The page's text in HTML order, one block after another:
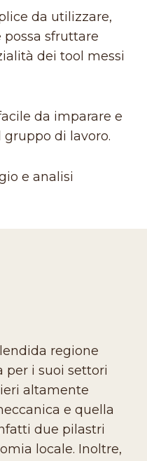
da utilizzare,
possa sfruttare
dei tool messi
da imparare e
di lavoro.
regione
per i suoi settori
altamente
e quella
due pilastri
locale. Inoltre,